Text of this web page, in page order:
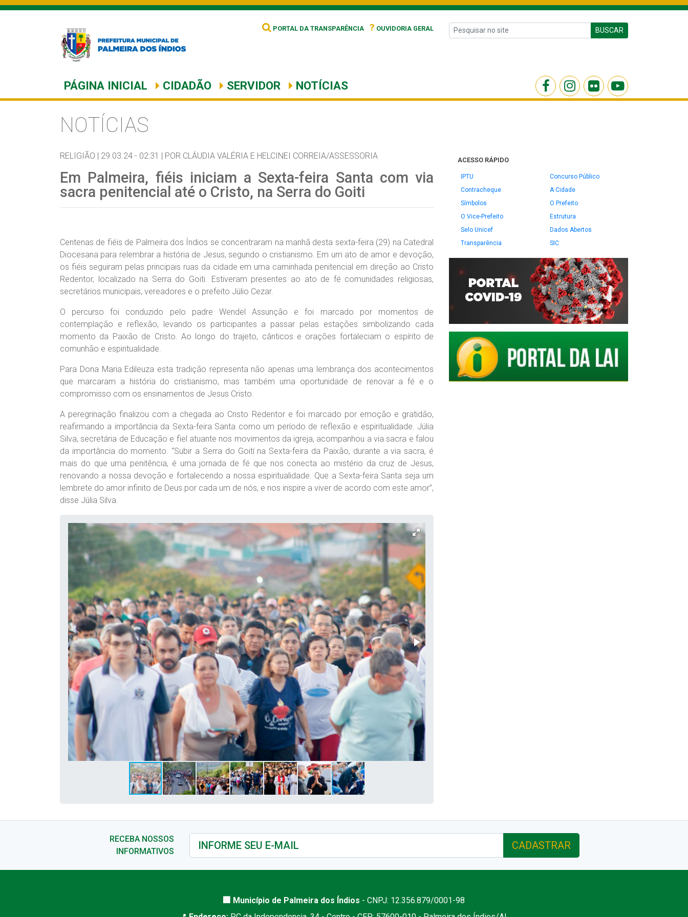
PORTAL DA TRANSPARÊNCIA ? OUVIDORIA GERAL BUSCAR
PÁGINA INICIAL CIDADÃO SERVIDOR NOTÍCIAS
NOTÍCIAS
RELIGIÃO | 29.03.24 - 02:31 | POR CLÁUDIA VALÉRIA E HELCINEI CORREIA/ASSESSORIA
Em Palmeira, fiéis iniciam a Sexta-feira Santa com via
sacra penitencial até o Cristo, na Serra do Goiti
Centenas de fiéis de Palmeira dos Índios se concentraram na manhã desta sexta-feira (29) na Catedral
Diocesana para relembrar a história de Jesus, segundo o cristianismo. Em um ato de amor e devoção,
os fiéis seguiram pelas principais ruas da cidade em uma caminhada penitencial em direção ao Cristo
Redentor, localizado na Serra do Goiti. Estiveram presentes ao ato de fé comunidades religiosas,
secretários municipais, vereadores e o prefeito Júlio Cezar.
O percurso foi conduzido pelo padre Wendel Assunção e foi marcado por momentos de
contemplação e reflexão, levando os participantes a passar pelas estações simbolizando cada
momento da Paixão de Cristo. Ao longo do trajeto, cânticos e orações fortaleciam o espírito de
comunhão e espiritualidade.
Para Dona Maria Edileuza esta tradição representa não apenas uma lembrança dos acontecimentos
que marcaram a história do cristianismo, mas também uma oportunidade de renovar a fé e o
compromisso com os ensinamentos de Jesus Cristo.
A peregrinação finalizou com a chegada ao Cristo Redentor e foi marcado por emoção e gratidão,
reafirmando a importância da Sexta-feira Santa como um período de reflexão e espiritualidade. Júlia
Silva, secretária de Educação e fiel atuante nos movimentos da igreja, acompanhou a via sacra e falou
da importância do momento. “Subir a Serra do Goití na Sexta-feira da Paixão, durante a via sacra, é
mais do que uma penitência, é uma jornada de fé que nos conecta ao mistério da cruz de Jesus,
renovando a nossa devoção e fortalecendo a nossa espiritualidade. Que a Sexta-feira Santa seja um
lembrete do amor infinito de Deus por cada um de nós, e nos inspire a viver de acordo com este amor”,
disse Júlia Silva.
ACESSO RÁPIDO
IPTU
Concurso Público
Contracheque
A Cidade
Símbolos
O Prefeito
O Vice-Prefeito
Estrutura
Selo Unicef
Dados Abertos
Transparência
SIC
RECEBA NOSSOS
INFORMATIVOS
CADASTRAR
🏢 Município de Palmeira dos Índios - CNPJ: 12.356.879/0001-98